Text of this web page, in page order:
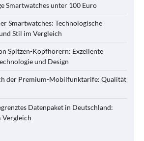
Smartwatches unter 100 Euro
Smartwatches: Technologische
Stil im Vergleich
Spitzen-Kopfhörern: Exzellente
und Design
der Premium-Mobilfunktarife: Qualität
Datenpaket in Deutschland: